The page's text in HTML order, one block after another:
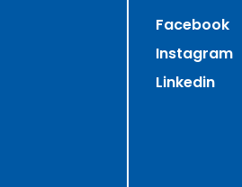
Facebook
Instagram
Linkedin